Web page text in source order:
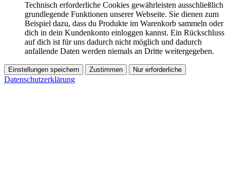
Technisch erforderliche Cookies gewährleisten ausschließlich
grundlegende Funktionen unserer Webseite. Sie dienen zum
Beispiel dazu, dass du Produkte im Warenkorb sammeln oder
dich in dein Kundenkonto einloggen kannst. Ein Rückschluss
auf dich ist für uns dadurch nicht möglich und dadurch
anfallende Daten werden niemals an Dritte weitergegeben.
Einstellungen speichern Zustimmen Nur erforderliche
Datenschutzerklärung